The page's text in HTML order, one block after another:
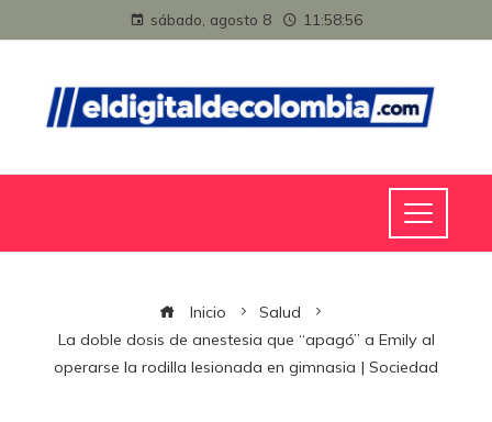
sábado, agosto 8 11:58:57
Inicio
Salud
La doble dosis de anestesia que “apagó” a Emily al
operarse la rodilla lesionada en gimnasia | Sociedad